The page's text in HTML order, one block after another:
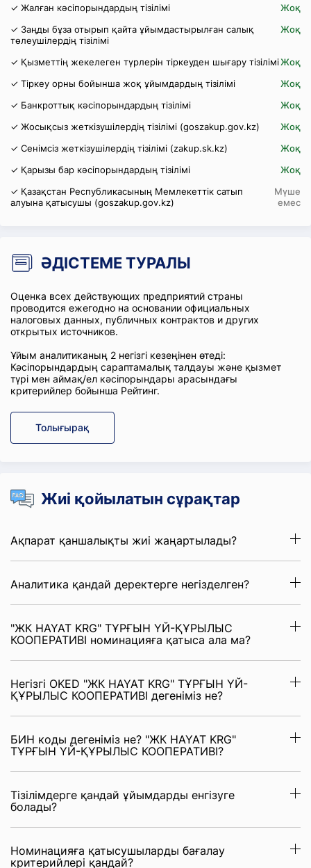
✓ Жалған кәсіпорындардың тізілімі
Жоқ
✓ Заңды бұза отырып қайта ұйымдастырылған салық
төлеушілердің тізілімі
Жоқ
✓ Қызметтің жекелеген түрлерін тіркеуден шығару тізіліміЖоқ
✓ Тіркеу орны бойынша жоқ ұйымдардың тізілімі
Жоқ
✓ Банкроттық кәсіпорындардың тізілімі
Жоқ
✓ Жосықсыз жеткізушілердің тізілімі (goszakup.gov.kz)
Жоқ
✓ Сенімсіз жеткізушілердің тізілімі (zakup.sk.kz)
Жоқ
✓ Қарызы бар кәсіпорындардың тізілімі
Жоқ
✓ Қазақстан Республикасының Мемлекеттік сатып
алуына қатысушы (goszakup.gov.kz)
Мүше
емес
ӘДІСТЕМЕ ТУРАЛЫ
Оценка всех действующих предприятий страны
проводится ежегодно на основании официальных
налоговых данных, публичных контрактов и других
открытых источников.
Ұйым аналитиканың 2 негізгі кезеңінен өтеді:
Кәсіпорындардың сараптамалық талдауы және қызмет
түрі мен аймақ/ел кәсіпорындары арасындағы
критерийлер бойынша Рейтинг.
Толығырақ
Жиі қойылатын сұрақтар
Ақпарат қаншалықты жиі жаңартылады?
Аналитика қандай деректерге негізделген?
"ЖК HAYAT KRG" ТҰРҒЫН ҮЙ-ҚҰРЫЛЫС
КООПЕРАТИВІ номинацияға қатыса ала ма?
Негізгі OKED "ЖК HAYAT KRG" ТҰРҒЫН ҮЙ-
ҚҰРЫЛЫС КООПЕРАТИВІ дегеніміз не?
БИН коды дегеніміз не? "ЖК HAYAT KRG"
ТҰРҒЫН ҮЙ-ҚҰРЫЛЫС КООПЕРАТИВІ?
Тізілімдерге қандай ұйымдарды енгізуге
болады?
Номинацияға қатысушыларды бағалау
критерийлері қандай?